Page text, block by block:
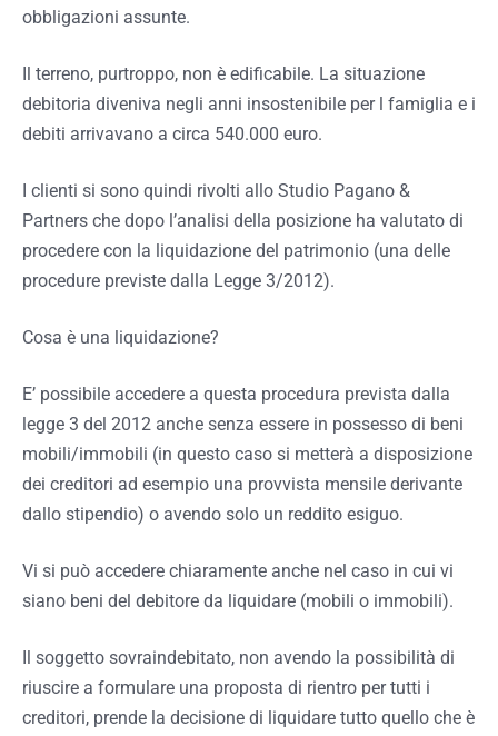
obbligazioni assunte.
Il terreno, purtroppo, non è edificabile. La situazione
debitoria diveniva negli anni insostenibile per l famiglia e i
debiti arrivavano a circa 540.000 euro.
I clienti si sono quindi rivolti allo Studio Pagano &
Partners che dopo l’analisi della posizione ha valutato di
procedere con la liquidazione del patrimonio (una delle
procedure previste dalla Legge 3/2012).
Cosa è una liquidazione?
E’ possibile accedere a questa procedura prevista dalla
legge 3 del 2012 anche senza essere in possesso di beni
mobili/immobili (in questo caso si metterà a disposizione
dei creditori ad esempio una provvista mensile derivante
dallo stipendio) o avendo solo un reddito esiguo.
Vi si può accedere chiaramente anche nel caso in cui vi
siano beni del debitore da liquidare (mobili o immobili).
Il soggetto sovraindebitato, non avendo la possibilità di
riuscire a formulare una proposta di rientro per tutti i
creditori, prende la decisione di liquidare tutto quello che è